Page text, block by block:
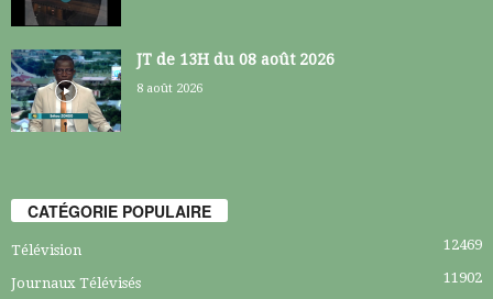
JT de 13H du 08 août 2026
8 août 2026
CATÉGORIE POPULAIRE
Télévision 12469
Journaux Télévisés 11902